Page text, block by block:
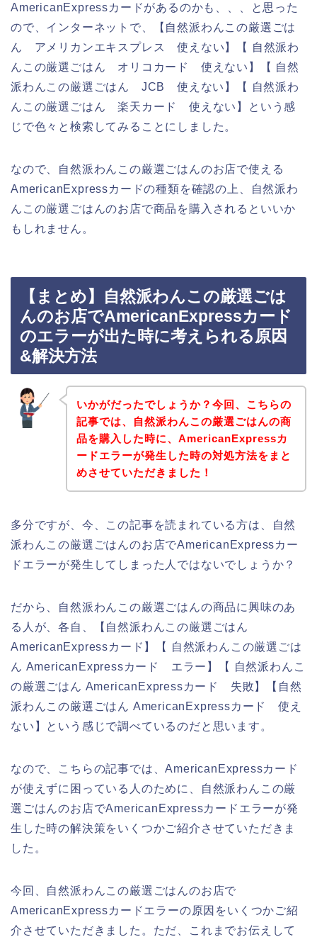
AmericanExpressカードがあるのかも、、、と思った
ので、インターネットで、【自然派わんこの厳選ごは
ん アメリカンエキスプレス 使えない】【 自然派わ
んこの厳選ごはん オリコカード 使えない】【 自然
派わんこの厳選ごはん JCB 使えない】【 自然派わ
んこの厳選ごはん 楽天カード 使えない】という感
じで色々と検索してみることにしました。
なので、自然派わんこの厳選ごはんのお店で使える
AmericanExpressカードの種類を確認の上、自然派わ
んこの厳選ごはんのお店で商品を購入されるといいか
もしれません。
【まとめ】自然派わんこの厳選ごは
んのお店でAmericanExpressカード
のエラーが出た時に考えられる原因
&解決方法
いかがだったでしょうか？今回、こちらの
記事では、自然派わんこの厳選ごはんの商
品を購入した時に、AmericanExpressカ
ードエラーが発生した時の対処方法をまと
めさせていただきました！
多分ですが、今、この記事を読まれている方は、自然
派わんこの厳選ごはんのお店でAmericanExpressカー
ドエラーが発生してしまった人ではないでしょうか？
だから、自然派わんこの厳選ごはんの商品に興味のあ
る人が、各自、【自然派わんこの厳選ごはん
AmericanExpressカード】【 自然派わんこの厳選ごは
ん AmericanExpressカード エラー】【 自然派わんこ
の厳選ごはん AmericanExpressカード 失敗】【自然
派わんこの厳選ごはん AmericanExpressカード 使え
ない】という感じで調べているのだと思います。
なので、こちらの記事では、AmericanExpressカード
が使えずに困っている人のために、自然派わんこの厳
選ごはんのお店でAmericanExpressカードエラーが発
生した時の解決策をいくつかご紹介させていただきま
した。
今回、自然派わんこの厳選ごはんのお店で
AmericanExpressカードエラーの原因をいくつかご紹
介させていただきました。ただ、これまでお伝えして